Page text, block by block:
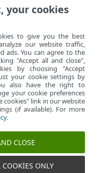
Endpoint
diller
your cookies
to give you the best
our website traffic,
ads. You can agree to the
"Accept all and close",
by choosing "Accept
your cookie settings by
also have the right to
your cookie preferences
cookies" link in our website
(if available). For more
.
CLOSE
COOKIES ONLY